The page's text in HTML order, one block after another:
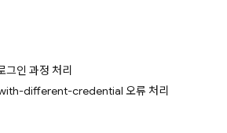
그인 과정 처리
different-credential 오류 처리